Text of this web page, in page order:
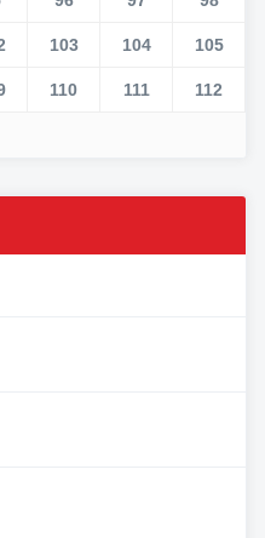
103 104 105
110 111 112